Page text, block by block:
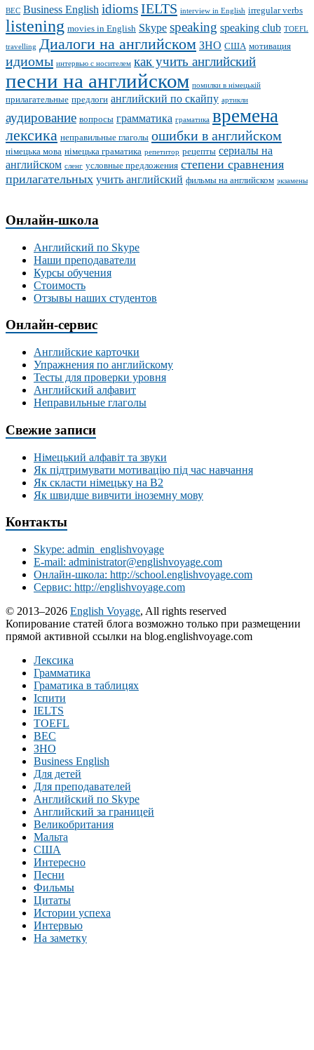
BEC Business English idiomsIELTS interview in English irregular verbs
listening movies in English Skype speaking speaking club TOEFL
travelling Диалоги на английском ЗНО США мотивация
идиомы интервью с носителем как учить английский
песни на английском помилки в німецькій
прилагательные предлоги английский по скайпу артикли
аудирование вопросы грамматика граматика времена
лексика неправильные глаголы ошибки в английском
німецька мова німецька граматика репетитор рецепты сериалы на
английском сленг условные предложения степени сравнения
прилагательных учить английский фильмы на английском экзамены
Онлайн-школа
Английский по Skype
Наши преподаватели
Курсы обучения
Стоимость
Отзывы наших студентов
Онлайн-сервис
Английские карточки
Упражнения по английскому
Тесты для проверки уровня
Английский алфавит
Неправильные глаголы
Свежие записи
Німецький алфавіт та звуки
Як підтримувати мотивацію під час навчання
Як скласти німецьку на В2
Як швидше вивчити іноземну мову
Контакты
Skype: admin_englishvoyage
E-mail: administrator@englishvoyage.com
Онлайн-школа: http://school.englishvoyage.com
Сервис: http://englishvoyage.com
© 2013–2026 English Voyage, All rights reserved
Копирование статей блога возможно только при размещении
прямой активной ссылки на blog.englishvoyage.com
Лексика
Грамматика
Граматика в таблицях
Іспити
IELTS
TOEFL
BEC
ЗНО
Business English
Для детей
Для преподавателей
Английский по Skype
Английский за границей
Великобритания
Мальта
США
Интересно
Песни
Фильмы
Цитаты
Истории успеха
Интервью
На заметку